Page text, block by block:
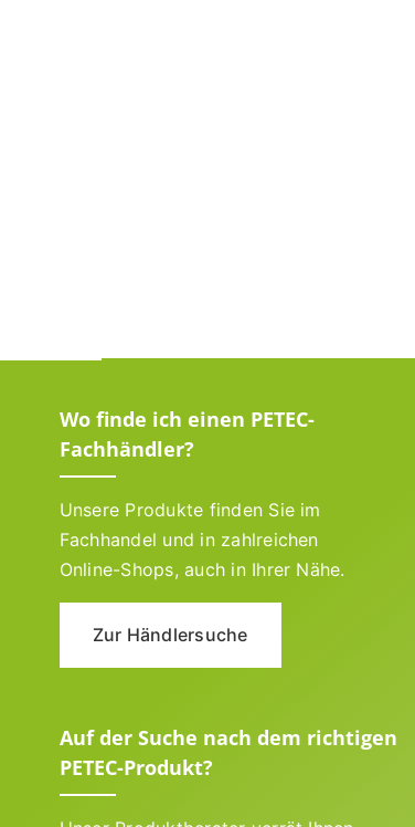
Wo finde ich einen PETEC-
Fachhändler?
Unsere Produkte finden Sie im
Fachhandel und in zahlreichen
Online-Shops, auch in Ihrer Nähe.
Zur Händlersuche
Auf der Suche nach dem richtigen
PETEC-Produkt?